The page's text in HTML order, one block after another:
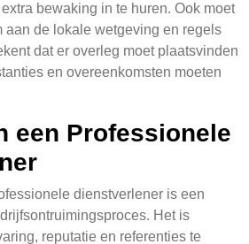
bewaking in te huren. Ook moet
aan de lokale wetgeving en regels
dat er overleg moet plaatsvinden
en overeenkomsten moeten
een Professionele
dienstverlener is een
Het is
reputatie en referenties te